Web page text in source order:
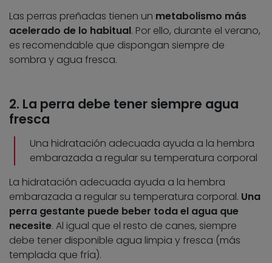
Las perras preñadas tienen un metabolismo más
acelerado de lo habitual. Por ello, durante el verano,
es recomendable que dispongan siempre de
sombra y agua fresca.
2. La perra debe tener siempre agua
fresca
Una hidratación adecuada ayuda a la hembra
embarazada a regular su temperatura corporal
La hidratación adecuada ayuda a la hembra
embarazada a regular su temperatura corporal. Una
perra gestante puede beber toda el agua que
necesite. Al igual que el resto de canes, siempre
debe tener disponible agua limpia y fresca (más
templada que fría).